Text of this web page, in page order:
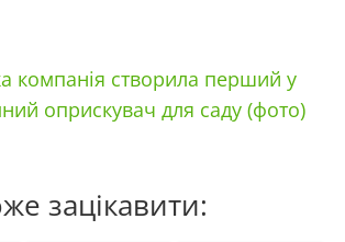
компанія створила перший у
оприскувач для саду (фото)
зацікавити: